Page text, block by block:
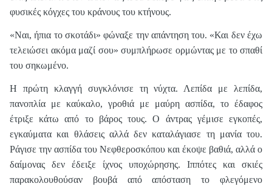
φυσικές κόγχες του κράνους του κτήνους.
«Ναι, ήπια το σκοτάδι» φώναξε την απάντηση του. «Και δεν έχω
τελειώσει ακόμα μαζί σου» συμπλήρωσε ορμώντας με το σπαθί
του σηκωμένο.
Η πρώτη κλαγγή συγκλόνισε τη νύχτα. Λεπίδα με λεπίδα,
πανοπλία με καύκαλο, γροθιά με μαύρη ασπίδα, το έδαφος
έτριξε κάτω από το βάρος τους. Ο άντρας γέμισε εγκοπές,
εγκαύματα και θλάσεις αλλά δεν καταλάγιασε τη μανία του.
Ράγισε την ασπίδα του Νεφθεροσκόπου και έκοψε βαθιά, αλλά ο
δαίμονας δεν έδειξε ίχνος υποχώρησης. Ιππότες και σκιές
παρακολουθούσαν βουβά από απόσταση το φλεγόμενο